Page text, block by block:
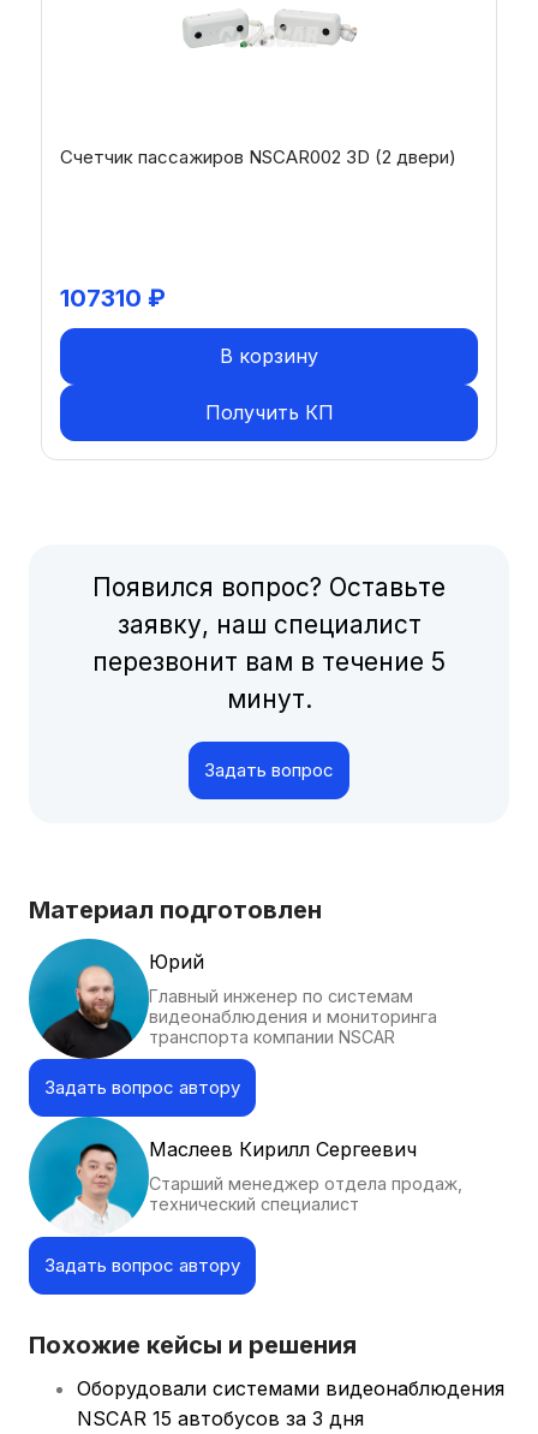
Счетчик пассажиров NSCAR002 3D (2 двери)
107310 ₽
В корзину
Получить КП
Появился вопрос? Оставьте
заявку, наш специалист
перезвонит вам в течение 5
минут.
Задать вопрос
Материал подготовлен
Юрий
Главный инженер по системам
видеонаблюдения и мониторинга
транспорта компании NSCAR
Задать вопрос автору
Маслеев Кирилл Сергеевич
Старший менеджер отдела продаж,
технический специалист
Задать вопрос автору
Похожие кейсы и решения
Оборудовали системами видеонаблюдения
NSCAR 15 автобусов за 3 дня